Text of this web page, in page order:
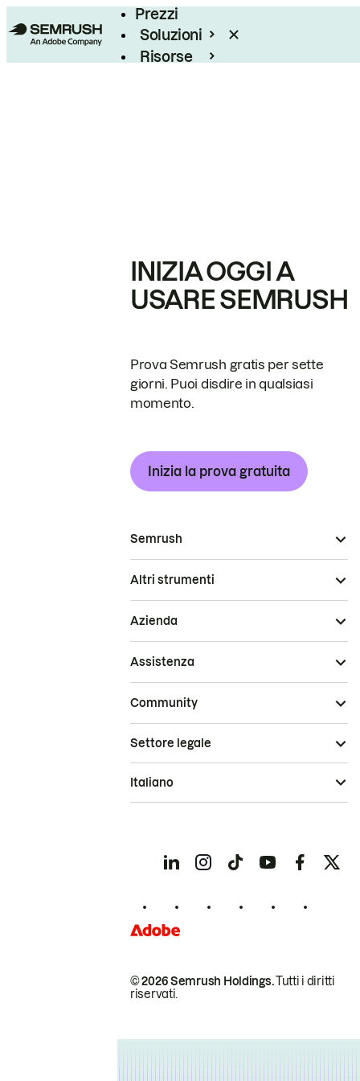
Prezzi
Soluzioni
Risorse
INIZIA OGGI A
USARE SEMRUSH
Prova Semrush gratis per sette
giorni. Puoi disdire in qualsiasi
momento.
Inizia la prova gratuita
Semrush
Altri strumenti
Azienda
Assistenza
Community
© 2026 Semrush Holdings.Tutti i diritti
riservati.
Settore legale
Italiano